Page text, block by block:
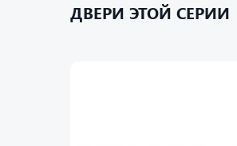
ДВЕРИ ЭТОЙ СЕРИИ